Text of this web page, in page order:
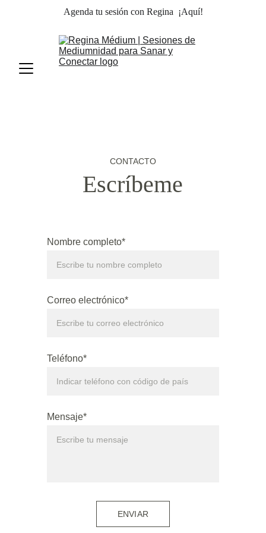
Agenda tu sesión con Regina ¡Aquí!
Nombre completo*
Correo electrónico*
Teléfono*
Mensaje*
ENVIAR
Escríbeme
CONTACTO